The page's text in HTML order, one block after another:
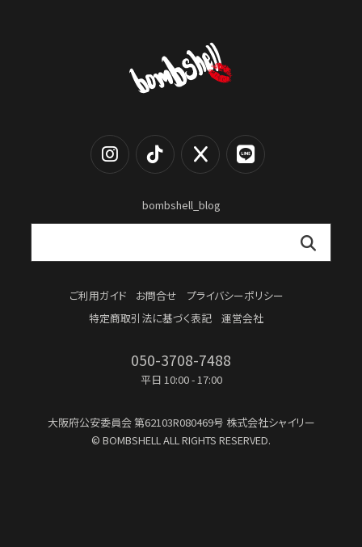
bombshell_blog
ご利用ガイド お問合せ
プライバシーポリシー
特定商取引法に基づく表記
運営会社
050-3708-7488
平日 10:00 - 17:00
大阪府公安委員会第62103R080469号 株式会社シャイリー
© BOMBSHELL ALL RIGHTS RESERVED.